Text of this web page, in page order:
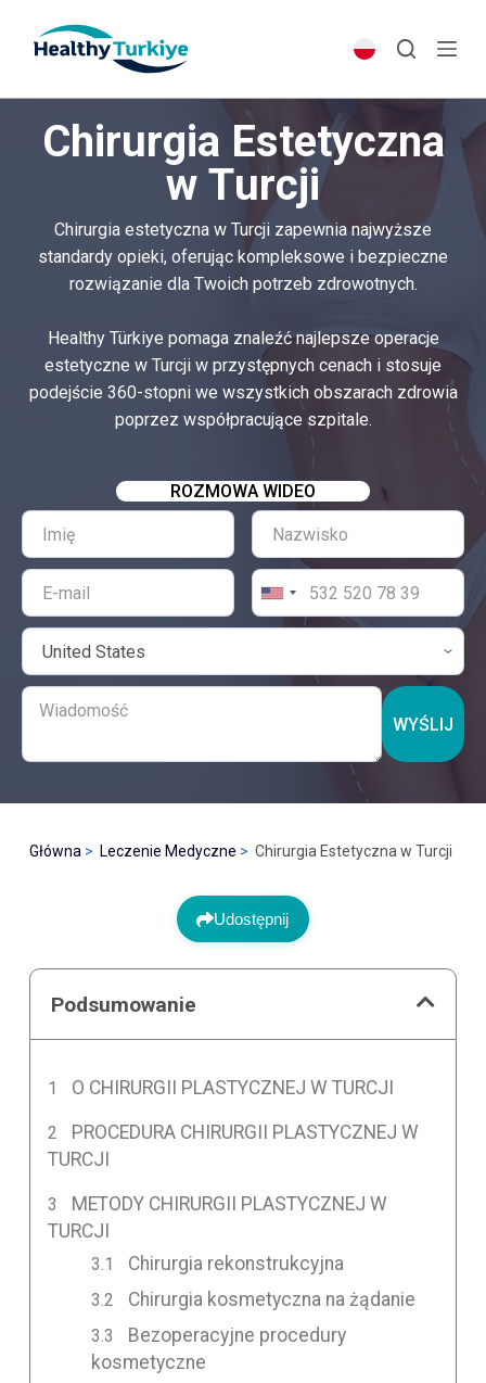
p
Chirurgia Estetyczna
w Turcji
Chirurgia estetyczna w Turcji zapewnia najwyższe
standardy opieki, oferując kompleksowe i bezpieczne
rozwiązanie dla Twoich potrzeb zdrowotnych.
Healthy Türkiye pomaga znaleźć najlepsze operacje
estetyczne w Turcji w przystępnych cenach i stosuje
podejście 360-stopni we wszystkich obszarach zdrowia
poprzez współpracujące szpitale.
ROZMOWA WIDEO
WYŚLIJ
Główna Leczenie Medyczne Chirurgia Estetyczna w Turcji
Udostępnij
Podsumowanie
O CHIRURGII PLASTYCZNEJ W TURCJI
PROCEDURA CHIRURGII PLASTYCZNEJ W
TURCJI
METODY CHIRURGII PLASTYCZNEJ W
TURCJI
Chirurgia rekonstrukcyjna
Chirurgia kosmetyczna na żądanie
Bezoperacyjne procedury
kosmetyczne